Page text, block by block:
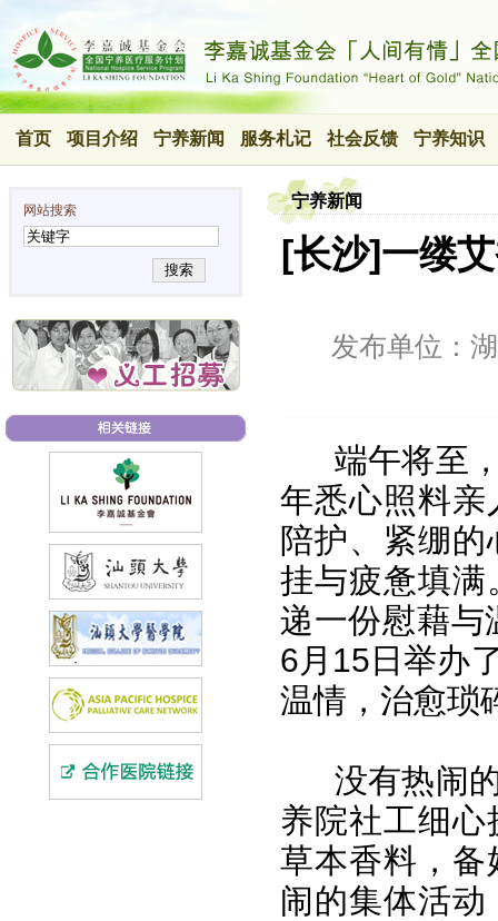
首页 项目介绍 宁养新闻 服务札记 社会反馈 宁养知识
网站搜索
搜索
宁养新闻
[长沙]一缕
发布单位：
端午将至
年悉心照料
陪护、紧绷
挂与疲惫填
递一份慰藉与
6月15日举办
温情，治愈琐
没有热闹
养院社工细
草本香料，
闹的集体活